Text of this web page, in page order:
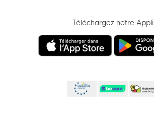
Téléchargez notre Appli